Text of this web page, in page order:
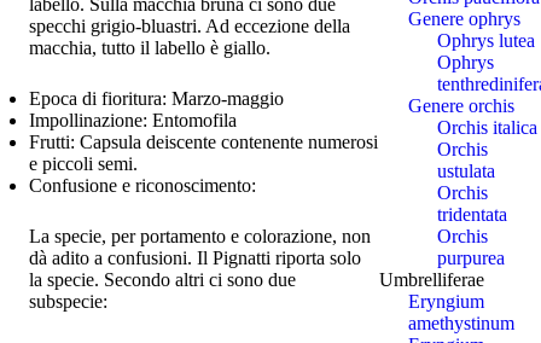
labello. Sulla macchia bruna ci sono due
specchi grigio-bluastri. Ad eccezione della
macchia, tutto il labello è giallo.
Epoca di fioritura: Marzo-maggio
Impollinazione: Entomofila
Frutti: Capsula deiscente contenente numerosi
e piccoli semi.
Confusione e riconoscimento:
La specie, per portamento e colorazione, non
dà adito a confusioni. Il Pignatti riporta solo
la specie. Secondo altri ci sono due
subspecie:
Genere ophrys
Ophrys lutea
Ophrys
Genere orchis
Orchis italica
Orchis
ustulata
Orchis
tridentata
Orchis
purpurea
Umbrelliferae
Eryngium
amethystinum